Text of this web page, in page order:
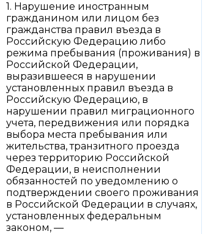
1. Нарушение иностранным
гражданином или лицом без
гражданства правил въезда в
Российскую Федерацию либо
режима пребывания (проживания) в
Российской Федерации,
выразившееся в нарушении
установленных правил въезда в
Российскую Федерацию, в
нарушении правил миграционного
учета, передвижения или порядка
выбора места пребывания или
жительства, транзитного проезда
через территорию Российской
Федерации, в неисполнении
обязанностей по уведомлению о
подтверждении своего проживания
в Российской Федерации в случаях,
установленных федеральным
законом, —